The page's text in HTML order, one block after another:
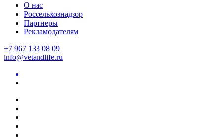
О нас
Россельхознадзор
Партнеры
Рекламодателям
+7 967 133 08 09
info@vetandlife.ru